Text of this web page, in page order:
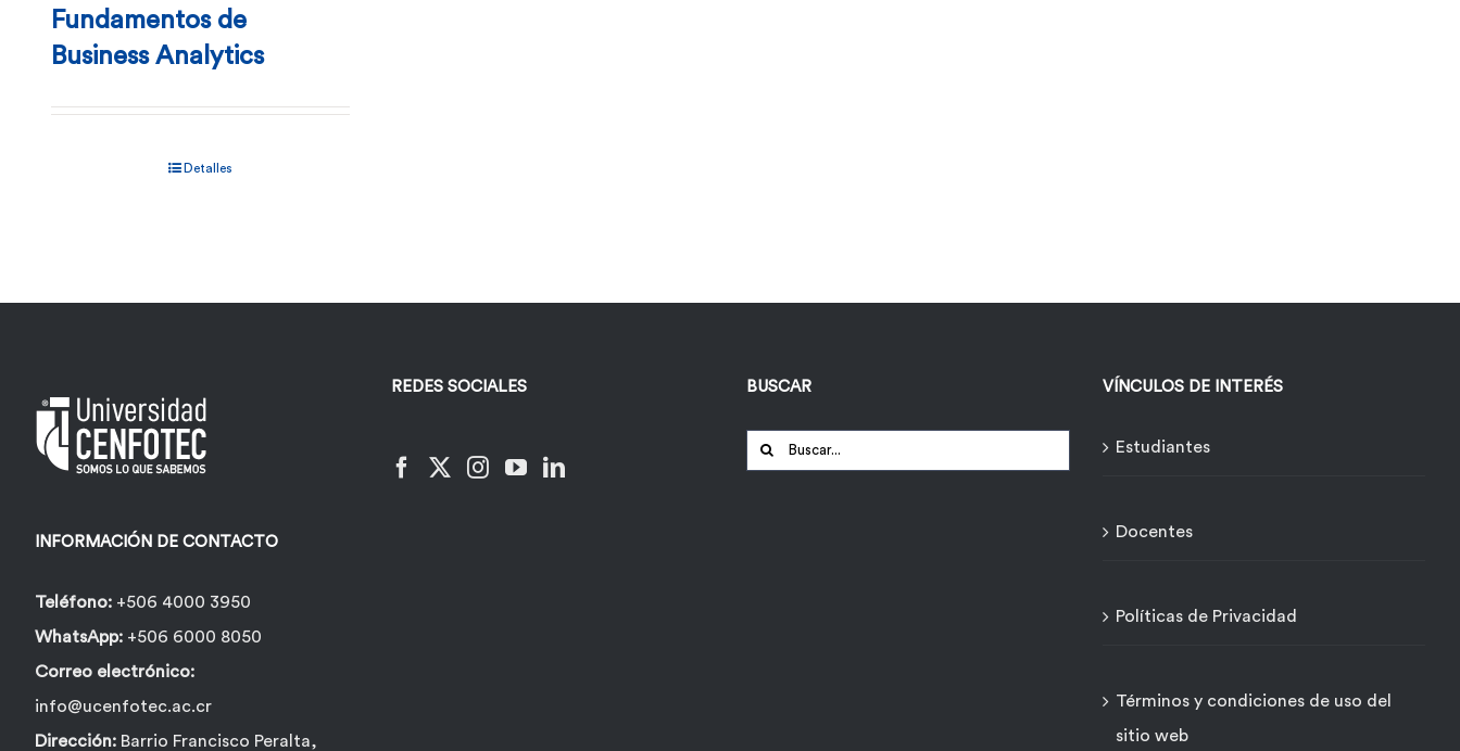
Fundamentos de
Business Analytics
Detalles
INFORMACIÓN DE CONTACTO
Teléfono: +506 4000 3950
WhatsApp: +506 6000 8050
Correo electrónico:
info@ucenfotec.ac.cr
Dirección: Barrio Francisco Peralta,
REDES SOCIALES BUSCAR
Buscar:
VÍNCULOS DE INTERÉS
Estudiantes
Docentes
Políticas de Privacidad
Términos y condiciones de uso del
sitio web